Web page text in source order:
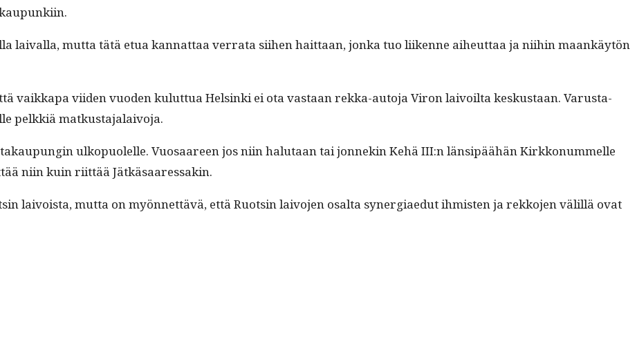
laival­la, mut­ta tätä etua kan­nat­taa ver­ra­ta siihen hait­taan, jon­ka tuo liikenne aiheut­taa ja niihin maankäytön
vaikka­pa viiden vuo­den kulut­tua Helsin­ki ei ota vas­taan rek­ka-auto­ja Viron laivoil­ta keskus­taan. Varus­ta­
pelkkiä matkustajalaivoja.
ulkop­uolelle. Vuosaa­reen jos niin halu­taan tai jon­nekin Kehä III:n län­sipäähän Kirkkon­um­melle
niin kuin riit­tää Jätkäsaaressakin.
laivoista, mut­ta on myön­net­tävä, että Ruotsin laivo­jen osalta syn­er­giae­dut ihmis­ten ja rekko­jen välil­lä ovat